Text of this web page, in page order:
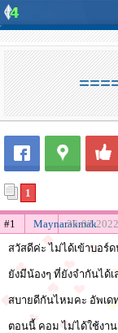
1
#1 Maynarakmak
26-02-
สวัสดีค่ะ ไม่ได้เข้าบอร์
ยังมีน้องๆ ที่ยังจำกันได้
สบายดีกันไหมคะ อัพเด
ตอนนี้ คอม ไม่ได้ใช้งาน